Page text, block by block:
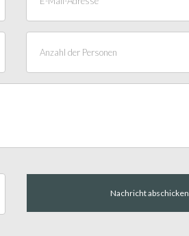
Nachricht abschicken